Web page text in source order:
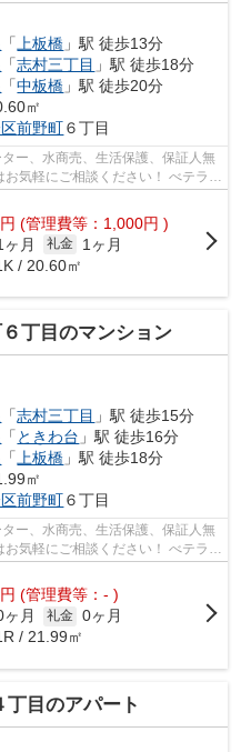
「 上板橋 」駅 徒歩13分
「志村三丁目 」駅 徒歩18分
「中板橋 」駅 徒歩20分
㎡
前野町６丁目
ー、水商売、生活保護、保証人無
気軽にご相談ください！ べテラン
円 (管理費等：1,000円 )
ヶ月 礼金
1ヶ月
/ 20.60㎡
丁目のマンション
「志村三丁目 」駅 徒歩15分
「 ときわ台 」駅 徒歩16分
「 上板橋 」駅 徒歩18分
㎡
前野町６丁目
ー、水商売、生活保護、保証人無
気軽にご相談ください！ べテラン
円 (管理費等：- )
ヶ月 礼金 0ヶ月
/ 21.99㎡
目のアパート